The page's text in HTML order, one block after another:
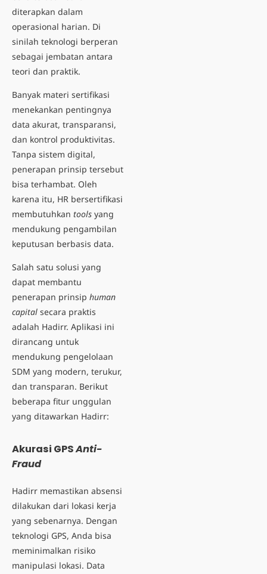
diterapkan dalam
operasional harian. Di
sinilah teknologi berperan
sebagai jembatan antara
teori dan praktik.
Banyak materi sertifikasi
menekankan pentingnya
data akurat, transparansi,
dan kontrol produktivitas.
Tanpa sistem digital,
penerapan prinsip tersebut
bisa terhambat. Oleh
karena itu, HR bersertifikasi
membutuhkan tools yang
mendukung pengambilan
keputusan berbasis data.
Salah satu solusi yang
dapat membantu
penerapan prinsip human
capital secara praktis
adalah Hadirr. Aplikasi ini
dirancang untuk
mendukung pengelolaan
SDM yang modern, terukur,
dan transparan. Berikut
beberapa fitur unggulan
yang ditawarkan Hadirr:
Akurasi GPSAnti-
Fraud
Hadirr memastikan absensi
dilakukan dari lokasi kerja
yang sebenarnya. Dengan
teknologi GPS, Anda bisa
meminimalkan risiko
manipulasi lokasi. Data